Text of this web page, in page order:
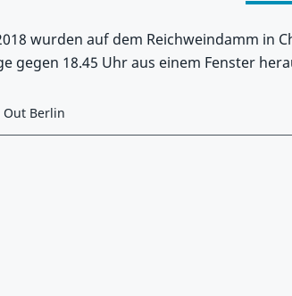
wurden auf dem Reichweindamm in
gegen 18.45 Uhr aus einem Fenster
Out Berlin